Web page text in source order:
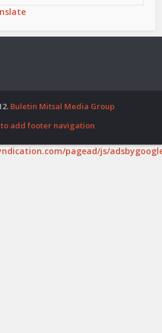
Buletin Mitsal Media Group
to add footer navigation
pagead/js/